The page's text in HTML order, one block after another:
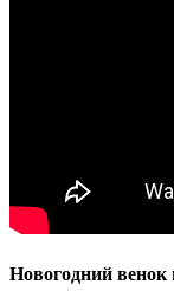
Новогодний венок